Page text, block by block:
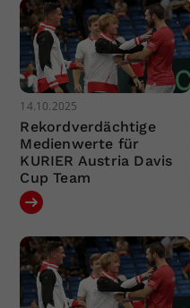
14.10.2025
Rekordverdächtige
Medienwerte für
KURIER Austria Davis
Cup Team